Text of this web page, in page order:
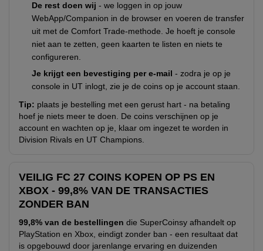
De rest doen wij - we loggen in op jouw
WebApp/Companion in de browser en voeren de transfer
uit met de Comfort Trade-methode. Je hoeft je console
niet aan te zetten, geen kaarten te listen en niets te
configureren.
Je krijgt een bevestiging per e-mail - zodra je op je
console in UT inlogt, zie je de coins op je account staan.
Tip: plaats je bestelling met een gerust hart - na betaling
hoef je niets meer te doen. De coins verschijnen op je
account en wachten op je, klaar om ingezet te worden in
Division Rivals en UT Champions.
VEILIG FC 27 COINS KOPEN OP PS EN
XBOX - 99,8% VAN DE TRANSACTIES
ZONDER BAN
99,8% van de bestellingen die SuperCoinsy afhandelt op
PlayStation en Xbox, eindigt zonder ban - een resultaat dat
is opgebouwd door jarenlange ervaring en duizenden